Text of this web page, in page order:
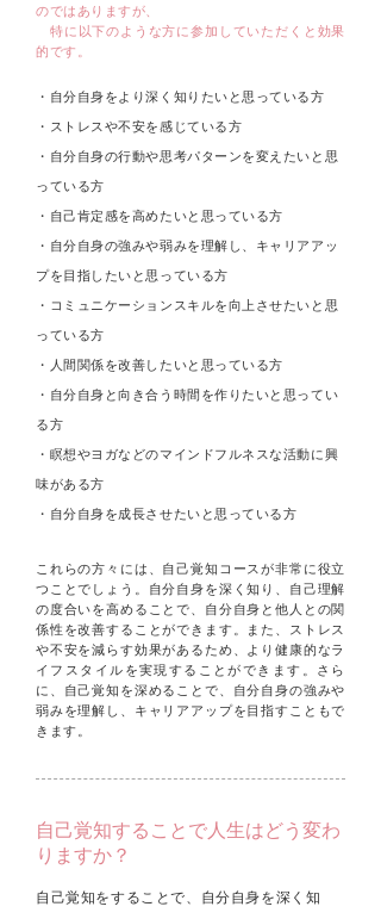
のではありますが、
特に以下のような方に参加していただくと効果
的です。
・ 自分自身をより深く知りたいと思っている方
・ ストレスや不安を感じている方
・ 自分自身の行動や思考パターンを変えたいと思
っている方
・ 自己肯定感を高めたいと思っている方
・ 自分自身の強みや弱みを理解し、キャリアアッ
プを目指したいと思っている方
・ コミュニケーションスキルを向上させたいと思
っている方
・ 人間関係を改善したいと思っている方
・ 自分自身と向き合う時間を作りたいと思ってい
る方
・ 瞑想やヨガなどのマインドフルネスな活動に興
味がある方
・ 自分自身を成長させたいと思っている方
これらの方々には、自己覚知コースが非常に役立
つことでしょう。自分自身を深く知り、自己理解
の度合いを高めることで、自分自身と他人との関
係性を改善することができます。また、ストレス
や不安を減らす効果があるため、より健康的なラ
イフスタイルを実現することができます。さら
に、自己覚知を深めることで、自分自身の強みや
弱みを理解し、キャリアアップを目指すこともで
きます。
自己覚知することで人生はどう変わ
りますか？
自己覚知をすることで、自分自身を深く知